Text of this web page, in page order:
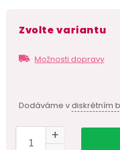
Zvolte variantu
Možnosti dopravy
Dodáváme vdiskrétním